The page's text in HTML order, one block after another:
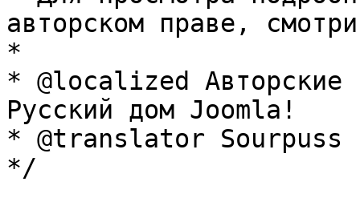
авторском праве,
*
* @localized Авторские
Русский дом Joomla!
* @translator Sourpuss
*/